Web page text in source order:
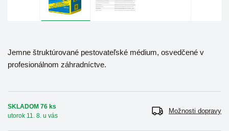
Jemne štruktúrované pestovateľské médium, osvedčené v
profesionálnom záhradníctve.
SKLADOM 76 ks
utorok 11. 8. u vás
Možnosti dopravy